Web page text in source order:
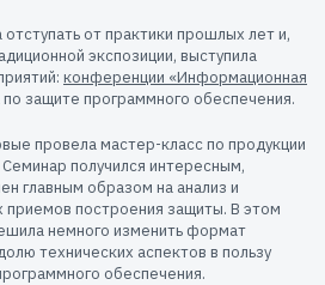
от практики прошлых лет и,
экспозиции, выступила
конференции «Информационная
защите программного обеспечения.
провела мастер-класс по продукции
получился интересным,
главным образом на анализ и
построения защиты. В этом
немного изменить формат
технических аспектов в пользу
обеспечения.